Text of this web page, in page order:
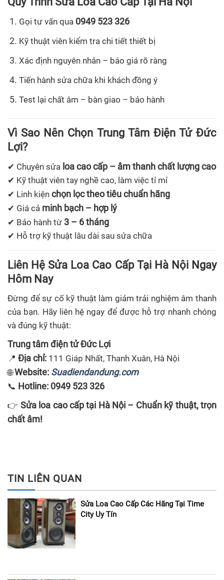
Gọi tư vấn qua 0949 523 326
Kỹ thuật viên kiểm tra chi tiết thiết bị
Xác định nguyên nhân – báo giá rõ ràng
Tiến hành sửa chữa khi khách đồng ý
Test lại chất âm – bàn giao – bảo hành
Vì Sao Nên Chọn Trung Tâm Điện Tử Đức
Lợi?
✔ Chuyên sửa loa cao cấp – âm thanh chất lượng cao
✔ Kỹ thuật viên tay nghề cao, làm việc tỉ mỉ
✔ Linh kiện chọn lọc theo tiêu chuẩn hãng
✔ Giá cả minh bạch – hợp lý
✔ Bảo hành từ 3 – 6 tháng
✔ Hỗ trợ kỹ thuật lâu dài sau sửa chữa
Liên Hệ Sửa Loa Cao Cấp Tại Hà Nội Ngay
Hôm Nay
Đừng để sự cố kỹ thuật làm giảm trải nghiệm âm thanh
của bạn. Hãy liên hệ ngay để được hỗ trợ nhanh chóng
và đúng kỹ thuật:
Trung tâm điện tử Đức Lợi
📍 Địa chỉ: 111 Giáp Nhất, Thanh Xuân, Hà Nội
🌐Website: Suadiendandung.com
📞 Hotline: 0949 523 326
👉 Sửa loa cao cấp tại Hà Nội – Chuẩn kỹ thuật, trọn
chất âm!
TIN LIÊN QUAN
Sửa Loa Cao Cấp Các Hãng Tại Time
City Uy Tín